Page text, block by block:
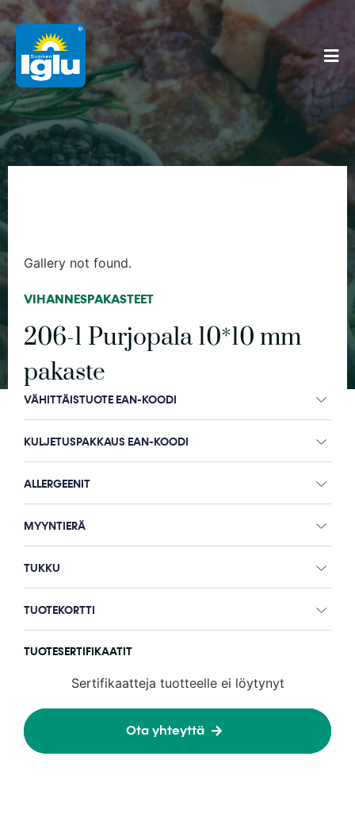
Gallery not found.
VIHANNESPAKASTEET
206-1 Purjopala 10*10 mm
pakaste
VÄHITTÄISTUOTE EAN-KOODI
KULJETUSPAKKAUS EAN-KOODI
ALLERGEENIT
MYYNTIERÄ
TUKKU
TUOTEKORTTI
TUOTESERTIFIKAATIT
Sertifikaatteja tuotteelle ei löytynyt
Ota yhteyttä